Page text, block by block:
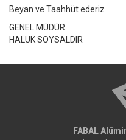
Beyan ve Taahhüt ederiz
GENEL MÜDÜR
HALUK SOYSALDIR
FABAL